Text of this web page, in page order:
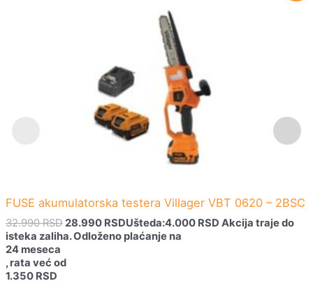
FUSE akumulatorska testera Villager VBT 0620 – 2BSC
32.990RSD28.990 RSD
28.990 RSD.
Ušteda:4.000 RSD Akcija traje do
isteka zaliha.Odloženo plaćanje na
24 meseca
, rata već od
1.350 RSD